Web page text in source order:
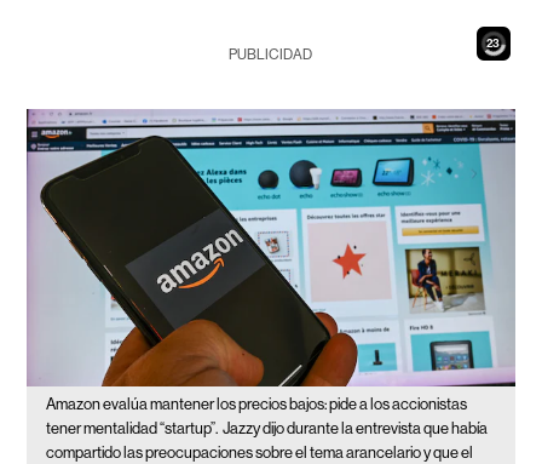
21
PUBLICIDAD
Amazon evalúa mantener los precios bajos: pide a los accionistas
tener mentalidad “startup”. Jazzy dijo durante la entrevista que había
compartido las preocupaciones sobre el tema arancelario y que el